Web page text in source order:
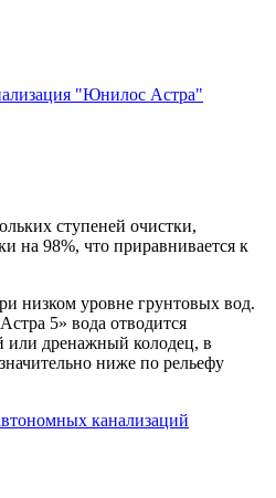
"Юнилос Астра"
ступеней очистки,
на 98%, что приравнивается к
низком уровне грунтовых вод.
5» вода отводится
или дренажный колодец, в
ниже по рельефу
канализаций